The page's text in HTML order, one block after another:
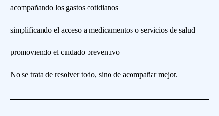
acompañando los gastos cotidianos
simplificando el acceso a medicamentos o servicios de salud
promoviendo el cuidado preventivo
No se trata de resolver todo, sino de acompañar mejor.